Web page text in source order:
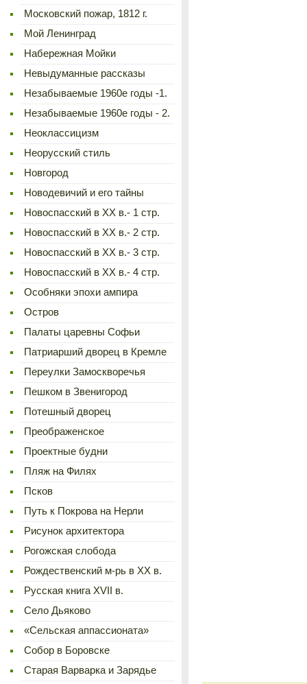
Московский пожар, 1812 г.
Мой Ленинград
Набережная Мойки
Невыдуманные рассказы
Незабываемые 1960е годы -1.
Незабываемые 1960е годы - 2.
Неоклассицизм
Неорусский стиль
Новгород
Новодевичий и его тайны
Новоспасский в XX в.- 1 стр.
Новоспасский в XX в.- 2 стр.
Новоспасский в XX в.- 3 стр.
Новоспасский в XX в.- 4 стр.
Особняки эпохи ампира
Остров
Палаты царевны Софьи
Патриарший дворец в Кремле
Переулки Замоскворечья
Пешком в Звенигород
Потешный дворец
Преображенское
Проектные будни
Пляж на Филях
Псков
Путь к Покрова на Нерли
Рисунок архитектора
Рогожская слобода
Рождественский м-рь в ХХ в.
Русская книга XVII в.
Село Дьяково
«Сельская аппассионата»
Cобор в Боровске
Старая Варварка и Зарядье